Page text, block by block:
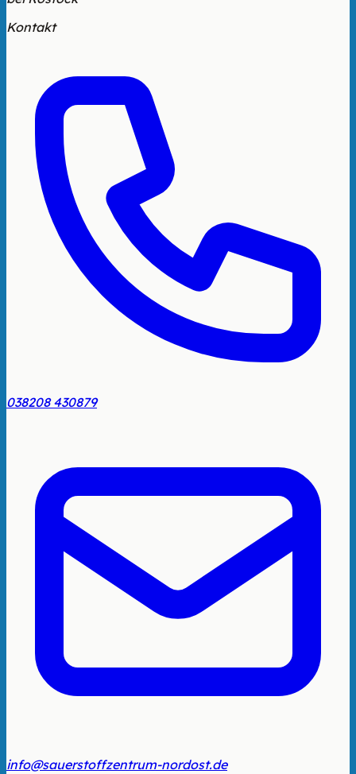
Kontakt
038208 430879
info@sauerstoffzentrum-nordost.de